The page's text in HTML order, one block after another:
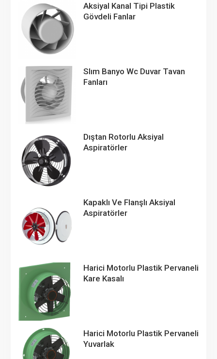
Aksiyal Kanal Tipi Plastik
Gövdeli Fanlar
Slım Banyo Wc Duvar Tavan
Fanları
Dıştan Rotorlu Aksiyal
Aspiratörler
Kapaklı Ve Flanşlı Aksiyal
Aspiratörler
Harici Motorlu Plastik Pervaneli
Kare Kasalı
Harici Motorlu Plastik Pervaneli
Yuvarlak